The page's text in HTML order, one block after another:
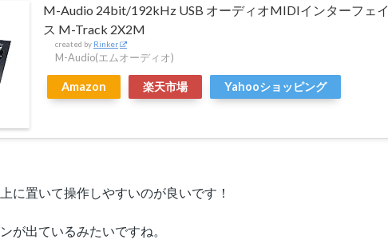
さ
使
M-Audio 24bit/192kHz USB オーディオMIDIインターフェイ
ス M-Track 2X2M
created by Rinker
M-Audio(エムオーディオ)
Amazon 楽天市場 Yahooショッピング
に置いて操作しやすいのが良いです！
が出ているみたいですね。